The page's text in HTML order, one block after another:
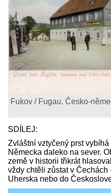
Fukov / Fugau. Česko-
SDÍLEJ:
Zvláštní vztyčený prst
Německa daleko na sever.
země v historii třikrát
vždy chtěli zůstat v
Uherska nebo do